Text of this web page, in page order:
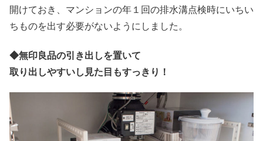
開けておき、マンションの年１回の排水溝点検時にいちい
ちものを出す必要がないようにしました。
◆無印良品の引き出しを置いて
取り出しやすいし見た目もすっきり！